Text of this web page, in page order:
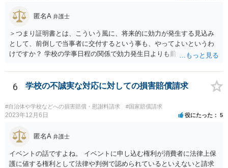
匿名A 弁護士
＞つまり証明書とは、こういう風に、将来的に効力が発生する見込み
として、前倒しで当事者に交付するという事も、やってよいというわ
けですか？ 学校の学事日程の関係で効力発生日よりも前に交付したか
でしょう。 両者をそろえるに越したことはないですが、卒業式の日程
自体は各学校によって慣例として定められることが多いですし、学籍
離脱日も、学校によって異なるようですから、そのこと自体に特に問
題はないでしょう。 ＞万一、効力発生日より前に、その効力が無効と
なる出来事が起こったとしたら、その証明書は効力を発生する事な
自然でしょう。 ただし、卒業証書自体は、通常記載されている内容
が、全課程を修了したという事実について記載されており、卒業式時
点では、そのこと自体は過去の事実として間違いないので、卒業証書
自体の無効かどうかという法的な効力を議論するものではないでしょ
6 学校の不誠実な対応に対しての損害賠償請求
#自治体や学校などへの損害賠償・慰謝料請求 #国家賠償請求
2023年12月6日 役にたった 5
匿名A 弁護士
イベントの話ですよね。 イベントに申し込む権利が消費者に法律上保
護に値する権利として法律や判例で認められているといえないと請求